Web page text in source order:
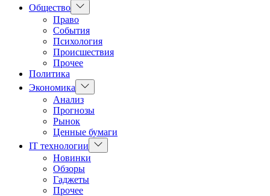
Общество Показать
подменю
Право
События
Психология
Происшествия
Прочее
Политика
Экономика
Показать
подменю
Анализ
Прогнозы
Рынок
Ценные бумаги
IT технологии
Показать
подменю
Новинки
Обзоры
Гаджеты
Прочее